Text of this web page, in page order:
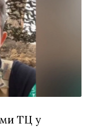
ТЦ у